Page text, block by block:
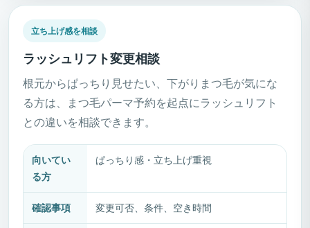
立ち上げ感を相談
ラッシュリフト変更相談
根元からぱっちり見せたい、下がりまつ毛が気にな
る方は、まつ毛パーマ予約を起点にラッシュリフト
との違いを相談できます。
向いてい
る方
ぱっちり感・立ち上げ重視
確認事項 変更可否、条件、空き時間